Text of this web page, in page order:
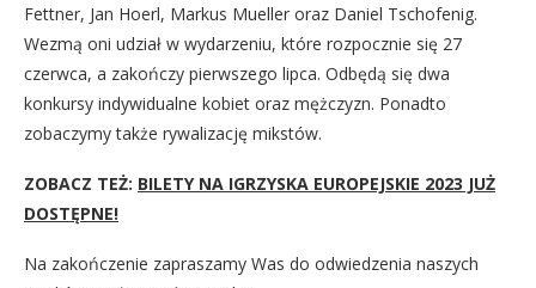
Fettner, Jan Hoerl, Markus Mueller oraz Daniel Tschofenig.
Wezmą oni udział w wydarzeniu, które rozpocznie się 27
czerwca, a zakończy pierwszego lipca. Odbędą się dwa
konkursy indywidualne kobiet oraz mężczyzn. Ponadto
zobaczymy także rywalizację mikstów.
ZOBACZ TEŻ: BILETY NA IGRZYSKA EUROPEJSKIE 2023 JUŻ
DOSTĘPNE!
Na zakończenie zapraszamy Was do odwiedzenia naszych